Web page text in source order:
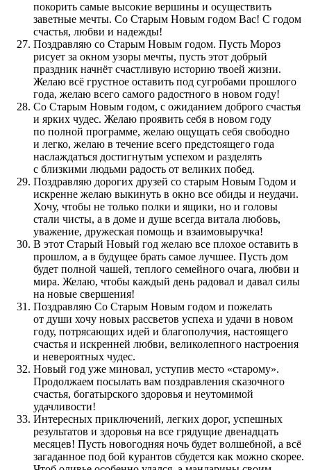
покорить самые высокие вершины и осуществить
заветные мечты. Со Старым Новым годом Вас! С годом
счастья, любви и надежды!
Поздравляю со Старым Новым годом. Пусть Мороз
рисует за окном узоры мечты, пусть этот добрый
праздник начнёт счастливую историю твоей жизни.
Желаю всё грустное оставить под сугробами прошлого
года, желаю всего самого радостного в новом году!
Со Старым Новым годом, с ожиданием доброго счастья
и ярких чудес. Желаю проявить себя в новом году
по полной программе, желаю ощущать себя свободно
и легко, желаю в течение всего предстоящего года
наслаждаться достигнутым успехом и разделять
с близкими людьми радость от великих побед.
Поздравляю дорогих друзей со старым Новым Годом и
искренне желаю выкинуть в окно все обиды и неудачи.
Хочу, чтобы не только полки и ящики, но и головы
стали чисты, а в доме и душе всегда витала любовь,
уважение, дружеская помощь и взаимовыручка!
В этот Старый Новый год желаю все плохое оставить в
прошлом, а в будущее брать самое лучшее. Пусть дом
будет полной чашей, теплого семейного очага, любви и
мира. Желаю, чтобы каждый день радовал и давал силы
на новые свершения!
Поздравляю Со Старым Новым годом и пожелать
от души хочу новых рассветов успеха и удачи в новом
году, потрясающих идей и благополучия, настоящего
счастья и искренней любви, великолепного настроения
и невероятных чудес.
Новый год уже миновал, уступив место «старому».
Продолжаем посылать вам поздравления сказочного
счастья, богатырского здоровья и неутомимой
удачливости!
Интересных приключений, легких дорог, успешных
результатов и здоровья на все грядущие двенадцать
месяцев! Пусть новогодняя ночь будет волшебной, а всё
загаданное под бой курантов сбудется как можно скорее.